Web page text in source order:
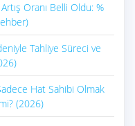
Oranı Belli Oldu: %
Tahliye Süreci ve
Hat Sahibi Olmak
(2026)